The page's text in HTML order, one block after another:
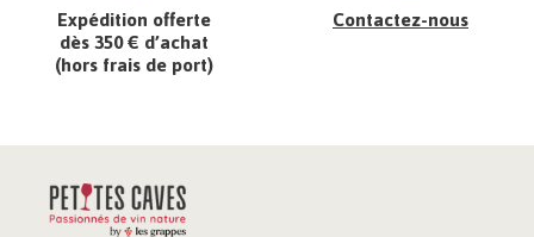
Expédition offerte
dès 350 € d’achat
(hors frais de port)
Contactez-nous